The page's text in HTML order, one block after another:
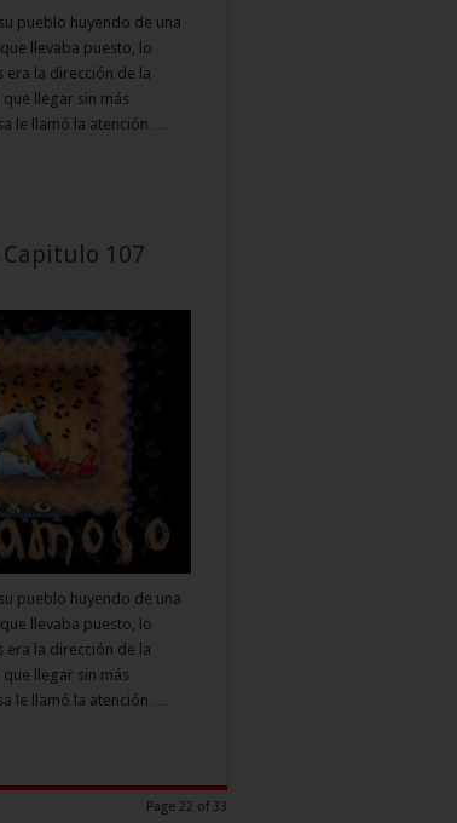
pueblo huyendo de una
llevaba puesto, lo
era la dirección de la
llegar sin más
le llamó la atención …
Capitulo 107
pueblo huyendo de una
llevaba puesto, lo
era la dirección de la
llegar sin más
le llamó la atención …
Page 22 of 33